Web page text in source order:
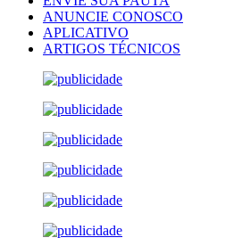
ANUNCIE CONOSCO
APLICATIVO
ARTIGOS TÉCNICOS